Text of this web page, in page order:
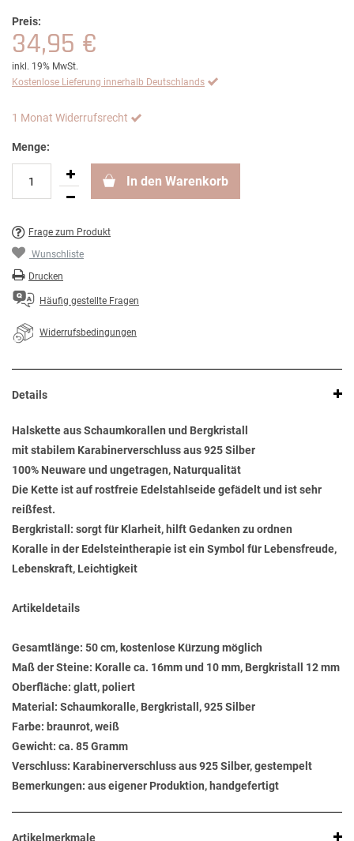
Preis:
34,95 €
inkl. 19% MwSt.
Kostenlose Lieferung innerhalb Deutschlands
1 Monat Widerrufsrecht
Menge:
In den Warenkorb
Frage zum Produkt
Wunschliste
Drucken
Häufig gestellte Fragen
Widerrufsbedingungen
Details
Halskette aus Schaumkorallen und Bergkristall
mit stabilem Karabinerverschluss aus 925 Silber
100% Neuware und ungetragen, Naturqualität
Die Kette ist auf rostfreie Edelstahlseide gefädelt und ist sehr
reißfest.
Bergkristall: sorgt für Klarheit, hilft Gedanken zu ordnen
Koralle in der Edelsteintherapie ist ein Symbol für Lebensfreude,
Lebenskraft, Leichtigkeit
Artikeldetails
Gesamtlänge: 50 cm, kostenlose Kürzung möglich
Maß der Steine: Koralle ca. 16mm und 10 mm, Bergkristall 12 mm
Oberfläche: glatt, poliert
Material: Schaumkoralle, Bergkristall, 925 Silber
Farbe: braunrot, weiß
Gewicht: ca. 85 Gramm
Verschluss: Karabinerverschluss aus 925 Silber, gestempelt
Bemerkungen: aus eigener Produktion, handgefertigt
Artikelmerkmale